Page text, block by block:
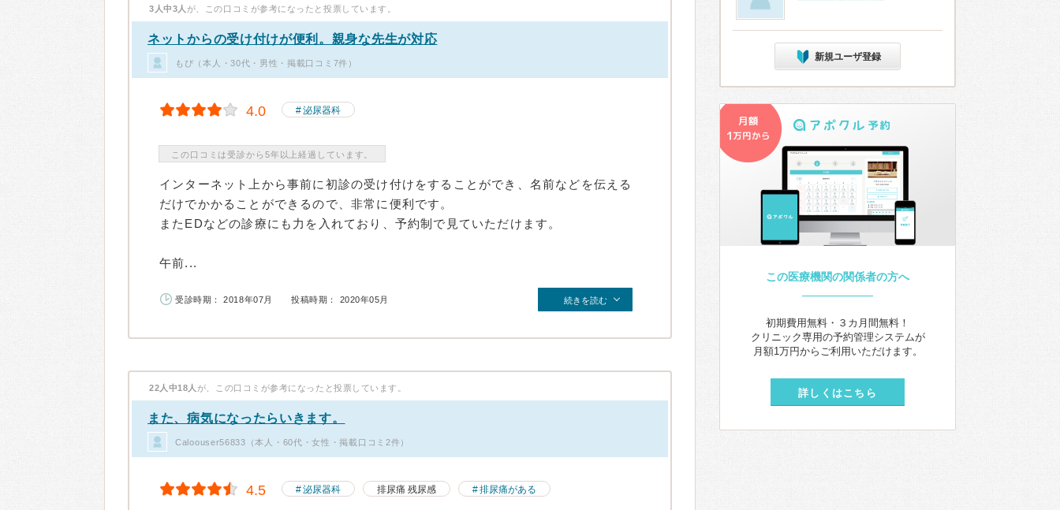
3人中3人 が、この口コミが参考になったと投票しています。
ネットからの受け付けが便利。親身な先生が対応
もぴ（本人・30代・男性・掲載口コミ7件）
4.0 泌尿器科
この口コミは受診から5年以上経過しています。
インターネット上から事前に初診の受け付けをすることができ、名前などを伝える
だけでかかることができるので、非常に便利です。
またEDなどの診療にも力を入れており、予約制で見ていただけます。
午前...
受診時期： 2018年07月 投稿時期： 2020年05月 続きを読む
22人中18人 が、この口コミが参考になったと投票しています。
また、病気になったらいきます。
Caloouser56833（本人・60代・女性・掲載口コミ2件）
4.5 泌尿器科 排尿痛 残尿感 排尿痛がある
新規ユーザ登録
この医療機関の関係者の方へ
初期費用無料・３カ月間無料！
クリニック専用の予約管理システムが
月額1万円からご利用いただけます。
詳しくはこちら